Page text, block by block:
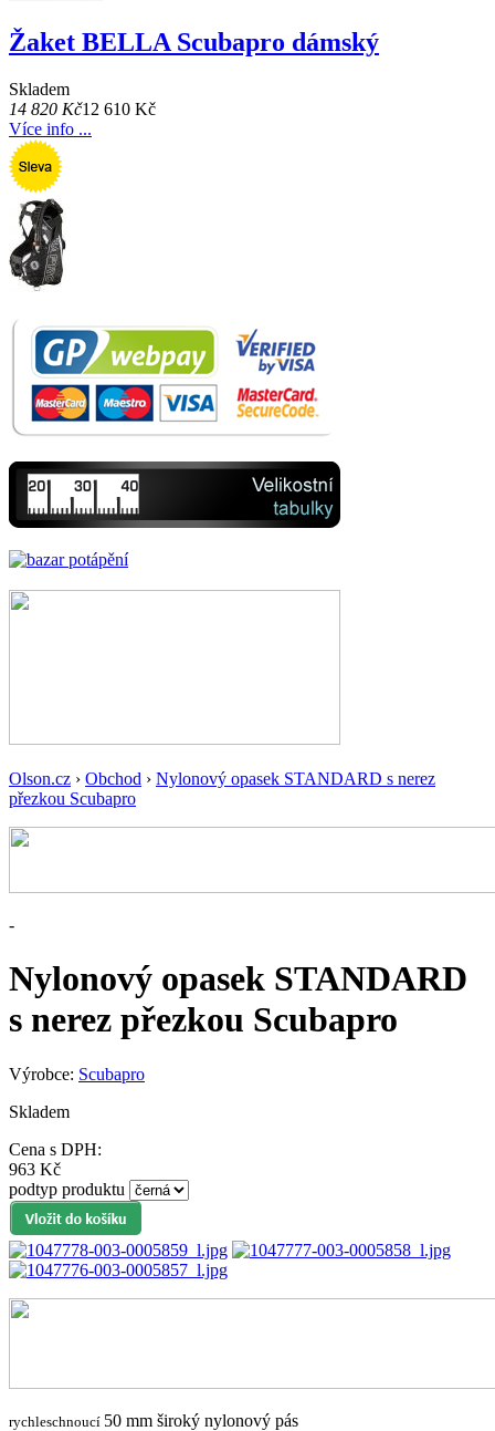
Žaket BELLA Scubapro dámský
Skladem
14 820 Kč12 610 Kč
Více info ...
Olson.cz › Obchod › Nylonový opasek STANDARD s nerez
přezkou Scubapro
-
Nylonový opasek STANDARD
s nerez přezkou Scubapro
Výrobce: Scubapro
Skladem
Cena s DPH:
963 Kč
podtyp produktu
rychleschnoucí 50 mm široký nylonový pás